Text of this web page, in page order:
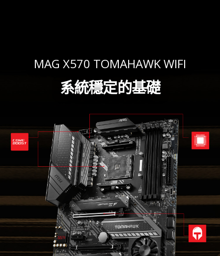
MAG X570 TOMAHAWK WIFI
系統穩定的基礎